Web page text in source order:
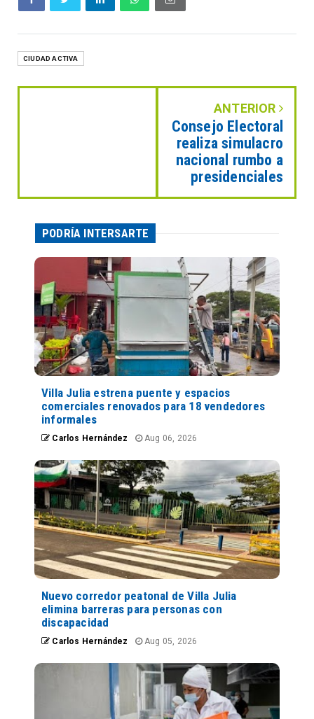
CIUDAD ACTIVA
ANTERIOR
Consejo Electoral
realiza simulacro
nacional rumbo a
presidenciales
PODRÍA INTERSARTE
Villa Julia estrena puente y espacios
comerciales renovados para 18 vendedores
informales
Carlos Hernández Aug 06, 2026
Nuevo corredor peatonal de Villa Julia
elimina barreras para personas con
discapacidad
Carlos Hernández Aug 05, 2026